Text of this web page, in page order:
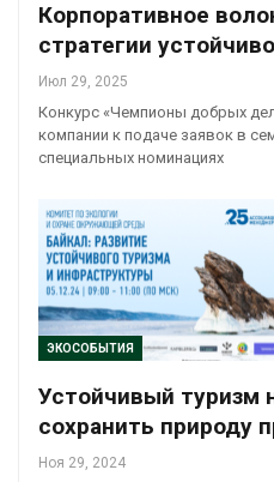
Корпоративное
стратегии
Июл 29, 2025
Конкурс «Чемпионы добрых
компании к подаче заявок в
специальных номинациях
ЭКОСОБЫТИЯ
Устойчивый туризм
сохранить природу
Ноя 29, 2024